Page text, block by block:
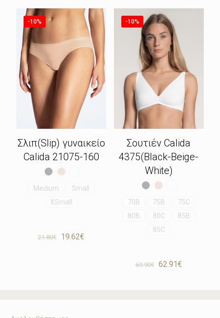
21.50€.είναι:
19.35€.
-10%
Σλιπ(Slip) γυναικείο
Calida 21075-160
Medium
Small
XSmall
21.80€
Original
19.62€
-10%
Σουτιέν Calida
4375(Black-Beige-
White)
70B 75B
75C
80B
80C
85B
85C
69.90€
Original
62.91€Η